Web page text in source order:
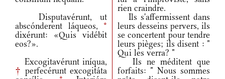
rien craindre.
Disputavérunt, ut
abscónderent láqueos, *
dixérunt: «Quis vidébit
eos?».
Ils s'affermissent dans
leurs desseins pervers, ils
se concertent pour tendre
leurs pièges; ils disent : "
Qui les verra? "
Excogitavérunt iníqua,
† perfecérunt excogitáta
Ils ne méditent que
forfaits: " Nous sommes